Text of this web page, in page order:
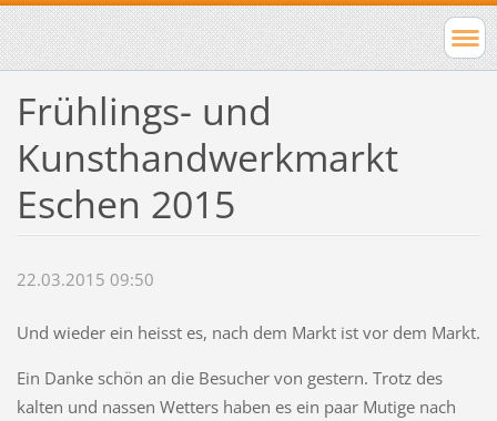
Frühlings- und
Kunsthandwerkmarkt
Eschen 2015
22.03.2015 09:50
Und wieder ein heisst es, nach dem Markt ist vor dem Markt.
Ein Danke schön an die Besucher von gestern. Trotz des
kalten und nassen Wetters haben es ein paar Mutige nach